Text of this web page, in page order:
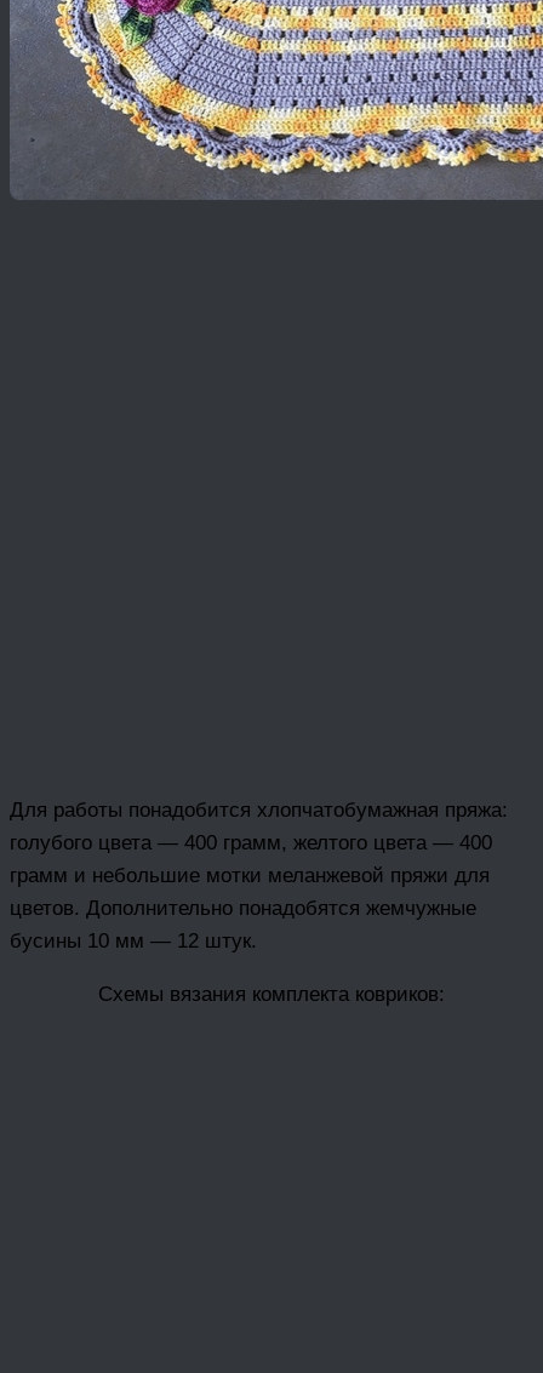
Для работы понадобится хлопчатобумажная пряжа:
голубого цвета — 400 грамм, желтого цвета — 400
грамм и небольшие мотки меланжевой пряжи для
цветов. Дополнительно понадобятся жемчужные
бусины 10 мм — 12 штук.
Схемы вязания комплекта ковриков: